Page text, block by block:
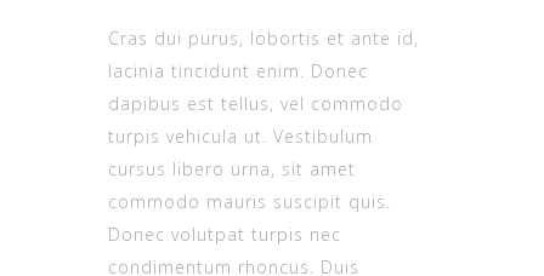
Cras dui purus, lobortis et ante id,
lacinia tincidunt enim. Donec
dapibus est tellus, vel commodo
turpis vehicula ut. Vestibulum
cursus libero urna, sit amet
commodo mauris suscipit quis.
Donec volutpat turpis nec
condimentum rhoncus. Duis